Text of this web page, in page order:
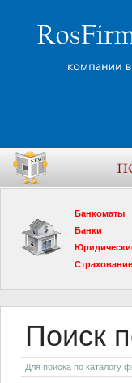
Банкоматы
Банки
Страхование
Поиск
Для поиска по каталогу